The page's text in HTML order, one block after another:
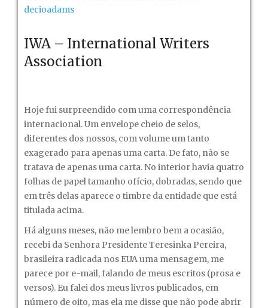
decioadams
IWA – International Writers
Association
Hoje fui surpreendido com uma correspondência
internacional. Um envelope cheio de selos,
diferentes dos nossos, com volume um tanto
exagerado para apenas uma carta. De fato, não se
tratava de apenas uma carta. No interior havia quatro
folhas de papel tamanho ofício, dobradas, sendo que
em três delas aparece o timbre da entidade que está
titulada acima.
Há alguns meses, não me lembro bem a ocasião,
recebi da Senhora Presidente Teresinka Pereira,
brasileira radicada nos EUA uma mensagem, me
parece por e-mail, falando de meus escritos (prosa e
versos). Eu falei dos meus livros publicados, em
número de oito, mas ela me disse que não pode abrir